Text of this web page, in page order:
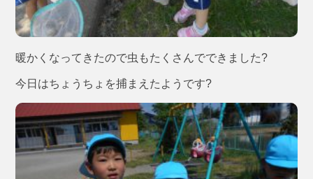
暖かくなってきたので虫もたくさんでできました?
今日はちょうちょを捕まえたようです?